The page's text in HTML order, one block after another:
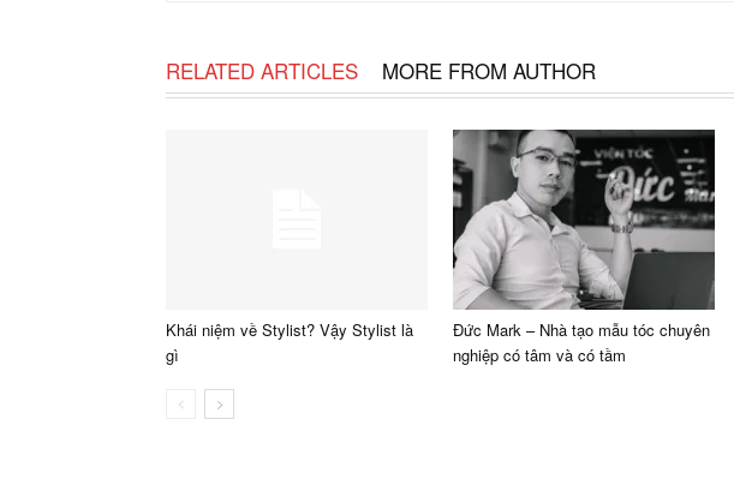
RELATED ARTICLES MORE FROM AUTHOR
Khái niệm về Stylist? Vậy Stylist là
gì
Đức Mark – Nhà tạo mẫu tóc chuyên
nghiệp có tâm và có tầm